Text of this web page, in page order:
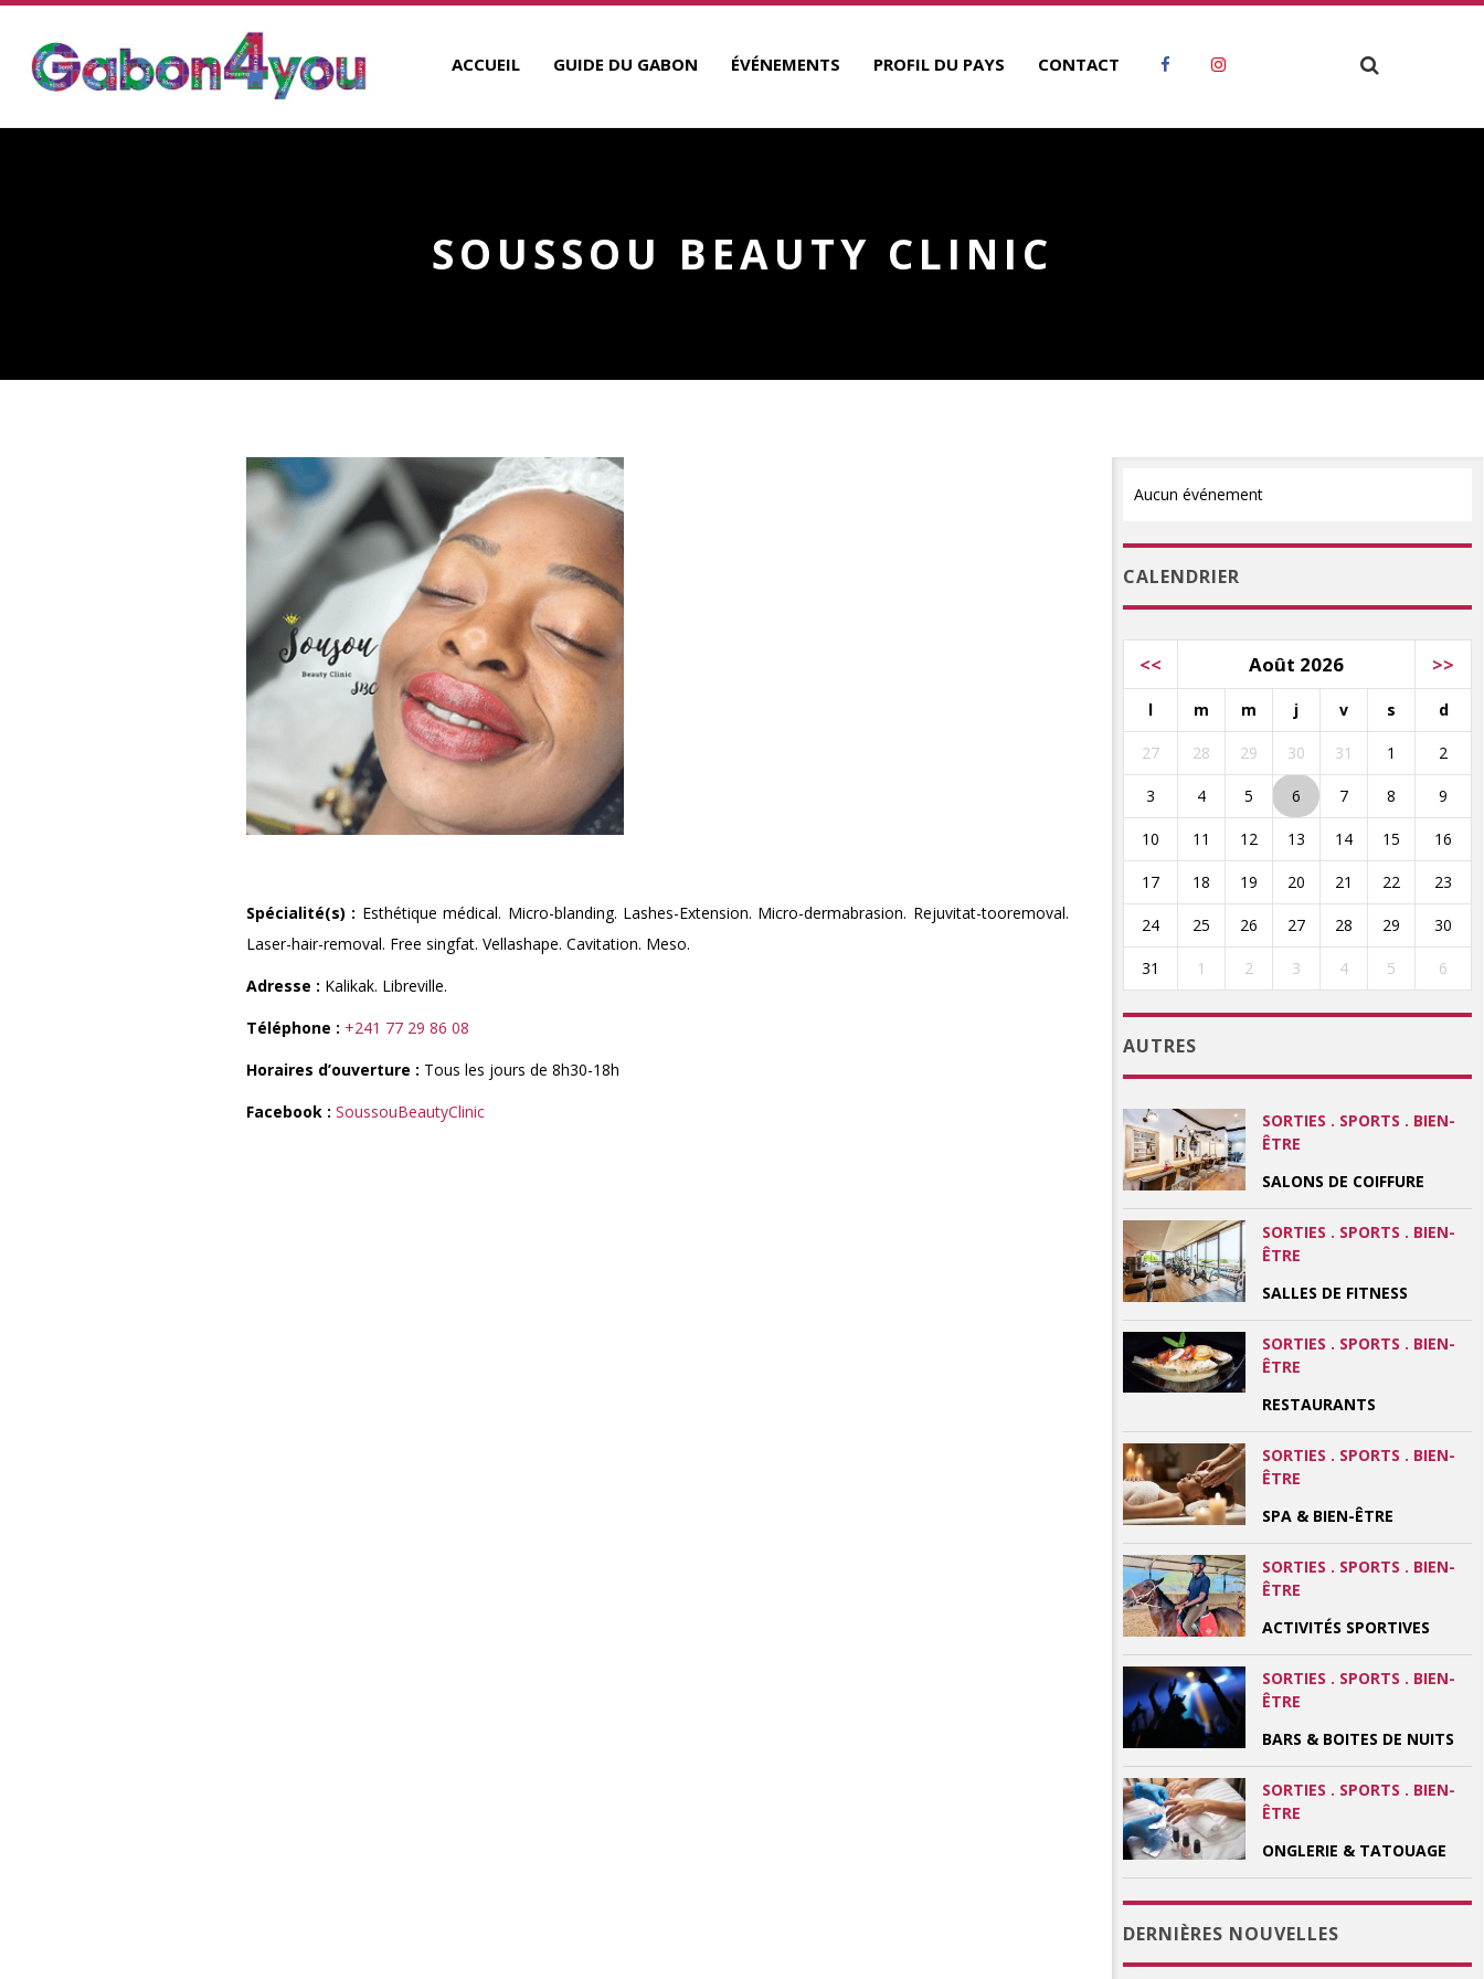
ACCUEIL GUIDE DU GABON ÉVÉNEMENTS PROFIL DU PAYS CONTACT
SOUSSOU BEAUTY CLINIC
Spécialité(s) : Esthétique médical. Micro-blanding. Lashes-Extension. Micro-dermabrasion. Rejuvitat-tooremoval.
Laser-hair-removal. Free singfat. Vellashape. Cavitation. Meso.
Adresse : Kalikak. Libreville.
Téléphone : +241 77 29 86 08
Horaires d’ouverture : Tous les jours de 8h30-18h
Facebook : SoussouBeautyClinic
Aucun événement
CALENDRIER
<< Août 2026 >>
l m m j v s d
27 28 29 30 31 1 2
3 4 5 6 7 8 9
10 11 12 13 14 15 16
17 18 19 20 21 22 23
24 25 26 27 28 29 30
31 1 2 3 4 5 6
AUTRES
SORTIES . SPORTS . BIEN-
ÊTRE
SALONS DE COIFFURE
SORTIES . SPORTS . BIEN-
ÊTRE
SALLES DE FITNESS
SORTIES . SPORTS . BIEN-
ÊTRE
RESTAURANTS
SORTIES . SPORTS . BIEN-
ÊTRE
SPA & BIEN-ÊTRE
SORTIES . SPORTS . BIEN-
ÊTRE
ACTIVITÉS SPORTIVES
SORTIES . SPORTS . BIEN-
ÊTRE
BARS & BOITES DE NUITS
SORTIES . SPORTS . BIEN-
ÊTRE
ONGLERIE & TATOUAGE
DERNIÈRES NOUVELLES